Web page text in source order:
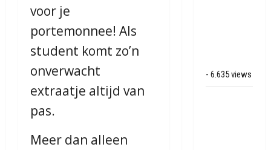
voor je
portemonnee! Als
student komt zo’n
onverwacht
extraatje altijd van
pas.
Meer dan alleen
- 6.635 views